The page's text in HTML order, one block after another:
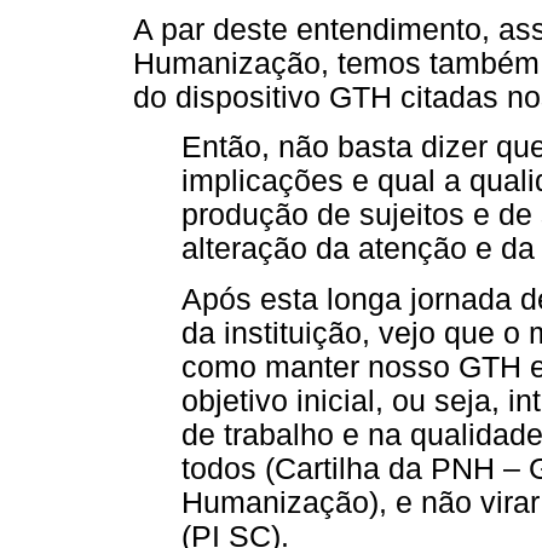
A par deste entendimento,
Humanização, temos
do dispositivo GTH citadas
Então, não basta dizer
implicações e qual a
produção de sujeitos e
alteração da atenção e
Após esta longa jornada
da instituição, vejo que o
como manter nosso GTH
objetivo inicial, ou seja,
de trabalho e na
todos (Cartilha da PNH –
Humanização), e não
(PI SC).